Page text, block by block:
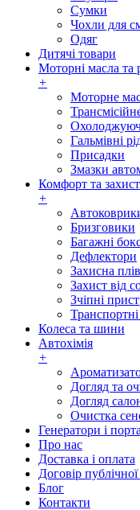
Сумки
Чохли для
Одяг
Дитячі товари
Моторні масла та
+
Моторне
Гальмівні
Присадки
Змазки
Комфорт та захист
+
Бризговики
Багажні
Дефлектори
Захисна
Захист від
Зчіпні
Колеса та шини
Автохімія
+
Догляд та
Догляд
Очистка
Генератори і
Про нас
Доставка і оплата
Договір
Блог
Контакти